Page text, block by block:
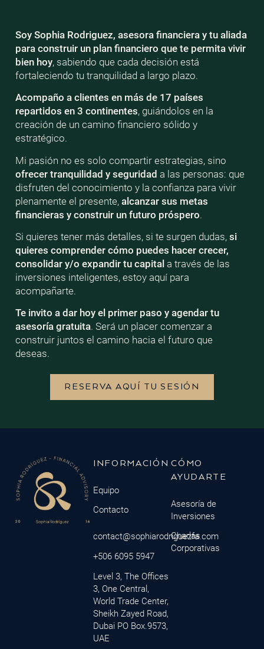
Soy Sophia Rodriguez, asesora financiera y tu aliada
para construir un plan financiero que te permita vivir
bien hoy, sabiendo que cada decisión está
fortaleciendo tu tranquilidad a largo plazo.
Acompaño a clientes en más de 17 países
repartidos en 3 continentes, guiándolos en la
creación de un camino financiero sólido y
estratégico.
Mi pasión no es solo compartir estrategias, sino
ofrecer tranquilidad y seguridad a las personas: que
disfruten del conocimiento y la confianza para vivir
plenamente el presente, alcanzar sus metas
financieras y construir un futuro próspero.
Si quieres tener más detalles, si te surgen dudas, si
quieres comprender cómo puedes hacer crecer,
consolidar y/o expandir tu capitala través de las
inversiones inteligentes, estoy aquí para
acompañarte.
Te invito a dar hoy el primer paso y agendar tu
asesoría gratuita. Será un placer comenzar a
construir juntos el camino hacia el futuro que
deseas.
RESERVA AQUÍ TU SESIÓN
INFORMACIÓN
Equipo
Contacto
contact@sophiarodriguezfa.com
+506 6095 5947
Level 3, The Offices
3, One Central,
World Trade Center,
Sheikh Zayed Road,
Dubai PO Box.9573,
UAE
CÓMO
AYUDARTE
Asesoría de
Inversiones
Charlas
Corporativas